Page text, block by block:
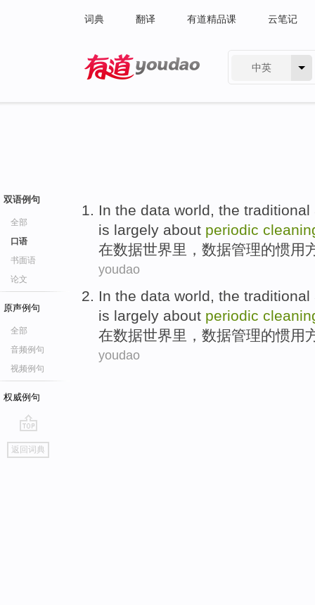
词典 翻译 有道精品课 云笔记
中英
双语例句
全部
口语
书面语
论文
原声例句
全部
音频例句
视频例句
权威例句
go
top
返回词典
In the data world, the traditional
is largely about periodic
在数据世界里 ，数据管理的惯用
youdao
In the data world, the traditional
is largely about periodic
在数据世界里 ，数据管理的惯用
youdao